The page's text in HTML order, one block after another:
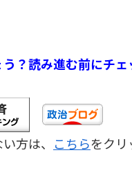
？読み進む前にチ
方は、 こちらをクリ